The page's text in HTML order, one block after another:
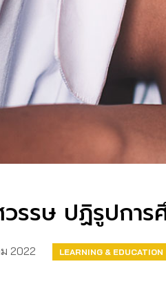
รรษ ปฏิรูปการ
2022 LEARNING & EDUCATION